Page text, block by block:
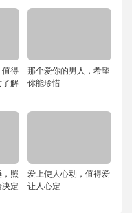
值得
了解
那个爱你的男人，希望
你能珍惜
照
定
爱上使人心动，值得爱
让人心定